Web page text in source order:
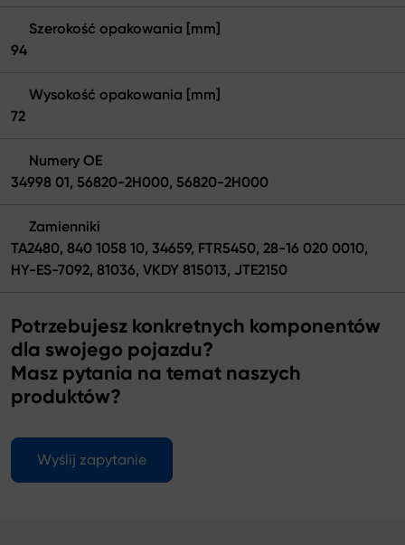
Szerokość opakowania [mm]
94
Wysokość opakowania [mm]
72
Numery OE
34998 01, 56820-2H000, 56820-2H000
Zamienniki
TA2480, 840 1058 10, 34659, FTR5450, 28-16 020 0010,
HY-ES-7092, 81036, VKDY 815013, JTE2150
Potrzebujesz konkretnych komponentów
dla swojego pojazdu?
Masz pytania na temat naszych
produktów?
Wyślij zapytanie